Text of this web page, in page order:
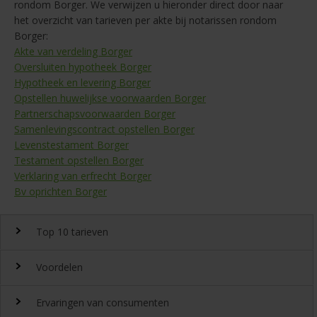
rondom Borger. We verwijzen u hieronder direct door naar
het overzicht van tarieven per akte bij notarissen rondom
Borger:
Akte van verdeling Borger
Oversluiten hypotheek Borger
Hypotheek en levering Borger
Opstellen huwelijkse voorwaarden Borger
Partnerschapsvoorwaarden Borger
Samenlevingscontract opstellen Borger
Levenstestament Borger
Testament opstellen Borger
Verklaring van erfrecht Borger
Bv oprichten Borger
Top 10 tarieven
Snel en gemakkelijk landelijk denotariskosten
Voordelen
Ervaringen van consumenten